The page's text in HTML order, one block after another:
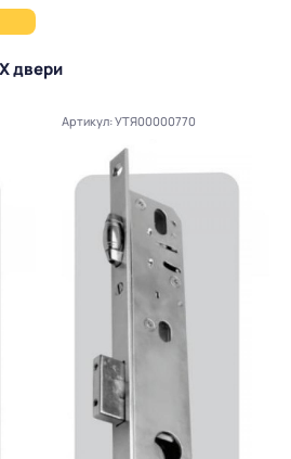
двери
Артикул: УТЯ00000770